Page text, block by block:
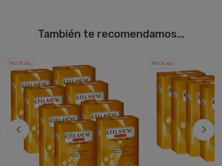
También te recomendamos...
PACK x8u. PACK x6u.